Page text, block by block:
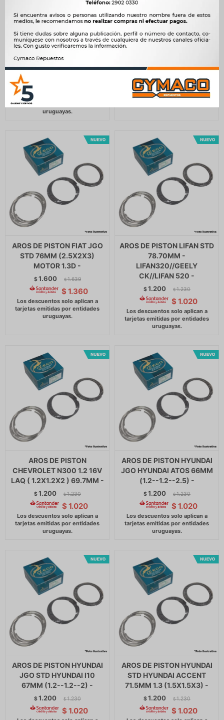
AROS DE PISTON FIAT JGO.
STD 72MM (1X1X1.5) 1.4
GRAND SIENA-PALIO-UNO
-
AROS DE PISTON DAIHATSU
JGO CHARADE 3CIL N
$1.403
AROS DE PISTON FIAT JGO
STD 76MM (2.5X2X3)
MOTOR 1.3D -
$1.600 $ 1.639
$ 1.360
AROS DE PISTON LIFAN STD
78.70MM -
LIFAN320//GEELY
CK//LIFAN 520 -
$1.200 $ 1.230
$ 1.020
AROS DE PISTON
CHEVROLET N300 1.2 16V
LAQ ( 1.2X1.2X2 ) 69.7MM -
$1.200 $ 1.230
$ 1.020
AROS DE PISTON HYUNDAI
JGO HYUNDAI ATOS 66MM
(1.2--1.2--2.5) -
$1.200 $ 1.230
$ 1.020
AROS DE PISTON HYUNDAI
JGO STD HYUNDAI I10
67MM (1.2--1.2--2) -
$1.200 $ 1.230
$ 1.020
AROS DE PISTON HYUNDAI
STD HYUNDAI ACCENT
71.5MM 1.3 (1.5X1.5X3) -
$1.200 $ 1.230
$ 1.020